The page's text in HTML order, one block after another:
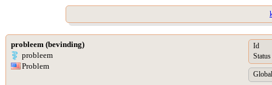
probleem (bevinding)
probleem
Problem
Id
Status